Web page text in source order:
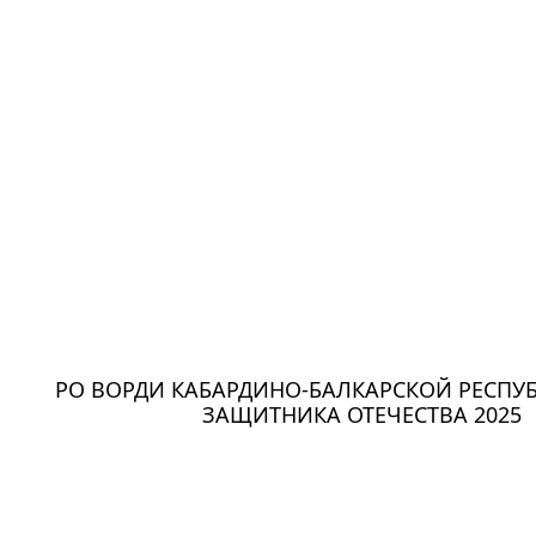
РО ВОРДИ КАБАРДИНО-БАЛКАРСКОЙ
ЗАЩИТНИКА ОТЕЧЕСТВА 2025